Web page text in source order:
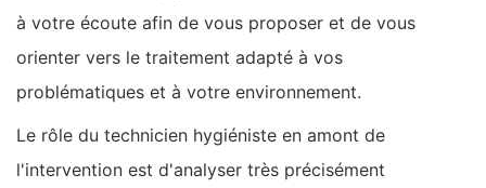
à votre écoute afin de vous proposer et de vous
orienter vers le traitement adapté à vos
problématiques et à votre environnement.
Le rôle du technicien hygiéniste en amont de
l'intervention est d'analyser très précisément